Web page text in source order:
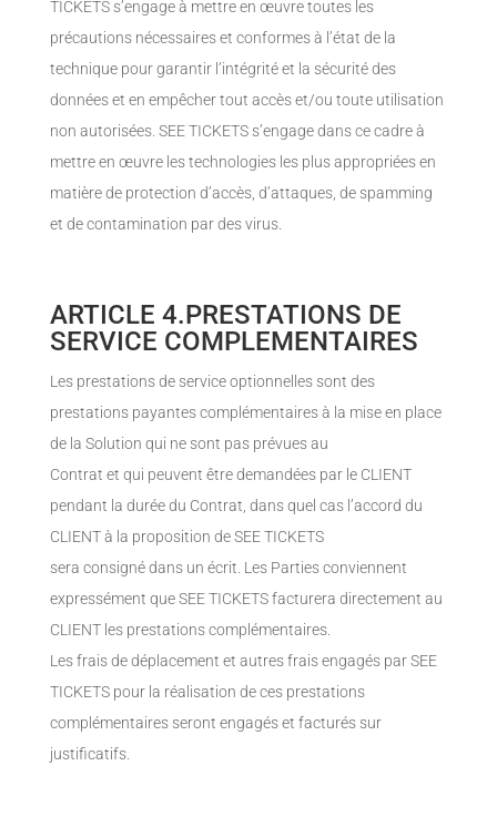
TICKETS s’engage à mettre en œuvre toutes les
précautions nécessaires et conformes à l’état de la
technique pour garantir l’intégrité et la sécurité des
données et en empêcher tout accès et/ou toute utilisation
non autorisées. SEE TICKETS s’engage dans ce cadre à
mettre en œuvre les technologies les plus appropriées en
matière de protection d’accès, d’attaques, de spamming
et de contamination par des virus.
ARTICLE 4.PRESTATIONS DE
SERVICE COMPLEMENTAIRES
Les prestations de service optionnelles sont des
prestations payantes complémentaires à la mise en place
de la Solution qui ne sont pas prévues au
Contrat et qui peuvent être demandées par le CLIENT
pendant la durée du Contrat, dans quel cas l’accord du
CLIENT à la proposition de SEE TICKETS
sera consigné dans un écrit. Les Parties conviennent
expressément que SEE TICKETS facturera directement au
CLIENT les prestations complémentaires.
Les frais de déplacement et autres frais engagés par SEE
TICKETS pour la réalisation de ces prestations
complémentaires seront engagés et facturés sur
justificatifs.